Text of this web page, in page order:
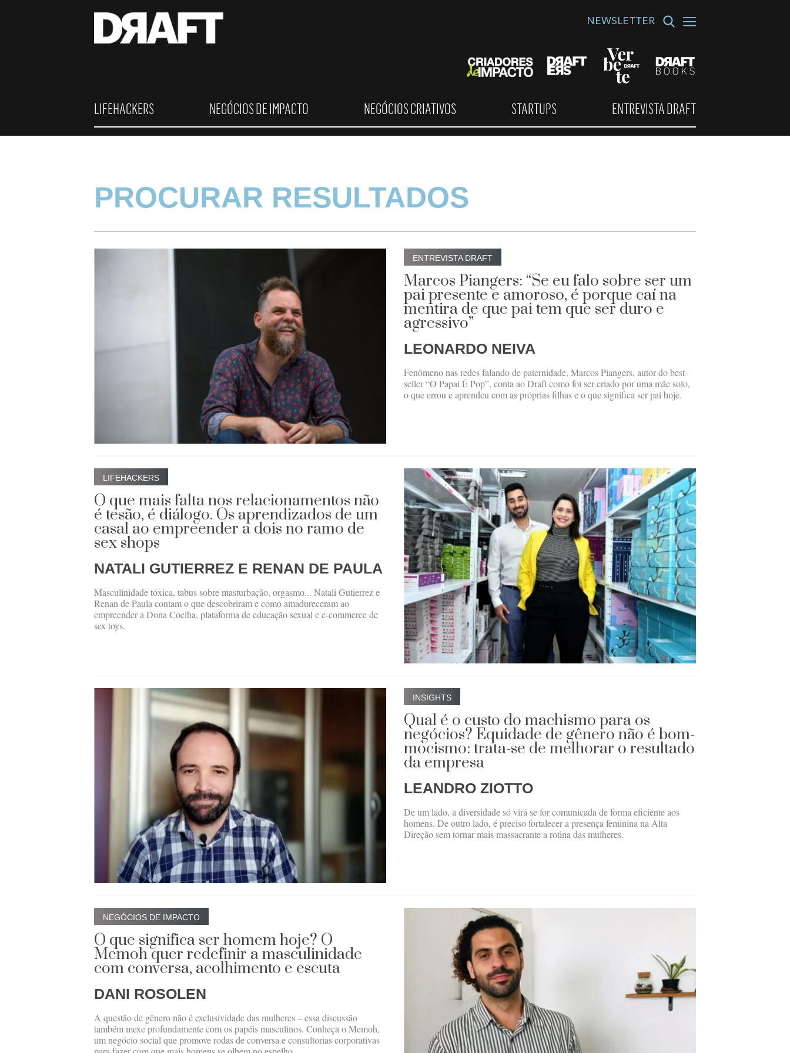
NEWSLETTER
LIFEHACKERS NEGÓCIOS DE IMPACTO NEGÓCIOS CRIATIVOS STARTUPS ENTREVISTA DRAFT
PROCURAR RESULTADOS
ENTREVISTA DRAFT
Marcos Piangers: “Se eu falo sobre ser um
pai presente e amoroso, é porque caí na
mentira de que pai tem que ser duro e
agressivo”
LEONARDO NEIVA
Fenômeno nas redes falando de paternidade, Marcos Piangers, autor do best-
seller “O Papai É Pop”, conta ao Draft como foi ser criado por uma mãe solo,
o que errou e aprendeu com as próprias filhas e o que significa ser pai hoje.
LIFEHACKERS
O que mais falta nos relacionamentos não
é tesão, é diálogo. Os aprendizados de um
casal ao empreender a dois no ramo de
sex shops
NATALI GUTIERREZ E RENAN DE PAULA
Masculinidade tóxica, tabus sobre masturbação, orgasmo... Natali Gutierrez e
Renan de Paula contam o que descobriram e como amadureceram ao
empreender a Dona Coelha, plataforma de educação sexual e e-commerce de
sex toys.
INSIGHTS
Qual é o custo do machismo para os
negócios? Equidade de gênero não é bom-
mocismo: trata-se de melhorar o resultado
da empresa
LEANDRO ZIOTTO
De um lado, a diversidade só virá se for comunicada de forma eficiente aos
homens. De outro lado, é preciso fortalecer a presença feminina na Alta
Direção sem tornar mais massacrante a rotina das mulheres.
NEGÓCIOS DE IMPACTO
O que significa ser homem hoje? O
Memoh quer redefinir a masculinidade
com conversa, acolhimento e escuta
DANI ROSOLEN
A questão de gênero não é exclusividade das mulheres – essa discussão
também mexe profundamente com os papéis masculinos. Conheça o Memoh,
um negócio social que promove rodas de conversa e consultorias corporativas